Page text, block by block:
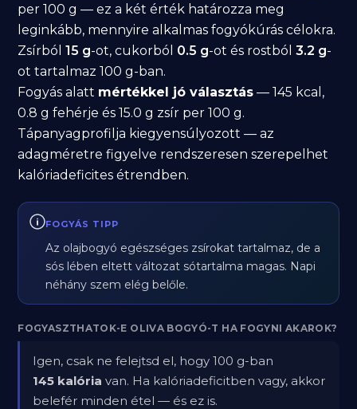
per 100 g — ez a két érték határozza meg
leginkább, mennyire alkalmas fogyókúrás célokra.
Zsírból15 g-ot, cukorból 0.5 g-ot és rostból3.2 g-
ot tartalmaz 100 g-ban.
Fogyás alatt mértékkel jó választás — 145 kcal,
0.8 g fehérje és 15.0 g zsír per 100 g.
Tápanyagprofilja kiegyensúlyozott — az
adagméretre figyelve rendszeresen szerepelhet
kalóriadeficites étrendben.
FOGYÁS TIPP
Az olajbogyó egészséges zsírokat tartalmaz, de a
sós lében eltett változat sótartalma magas. Napi
néhány szem elég belőle.
FOGYASZTHATOK-E OLIVA BOGYÓ-T HA FOGYNI AKAROK?
Igen, csak ne felejtsd el, hogy 100 g-ban
145 kalória van. Ha kalóriadeficitben vagy, akkor
belefér minden étel — és ez is.